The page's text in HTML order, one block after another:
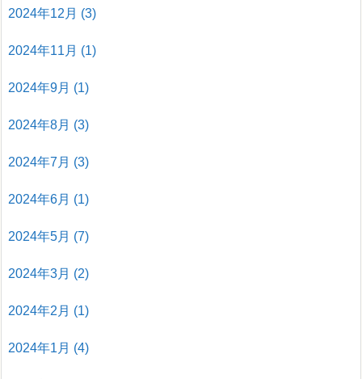
2024年12月 (3)
2024年11月 (1)
2024年9月 (1)
2024年8月 (3)
2024年7月 (3)
2024年6月 (1)
2024年5月 (7)
2024年3月 (2)
2024年2月 (1)
2024年1月 (4)